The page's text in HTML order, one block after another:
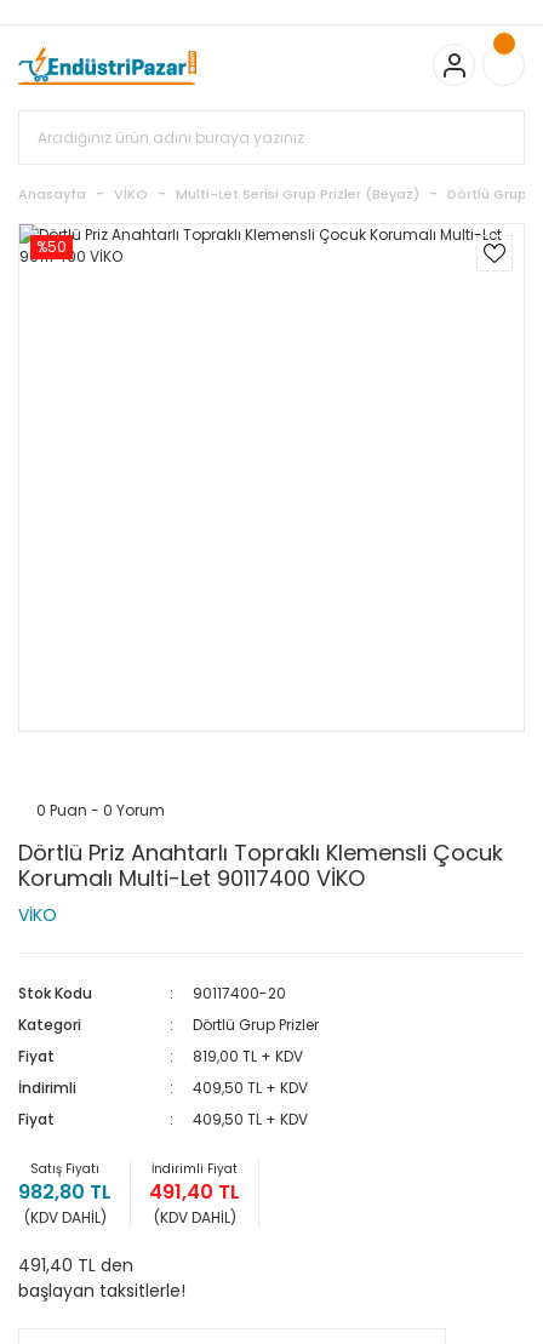
Bayonet J Tip Termokupul Ürünlerinde 50 Adet Alımlarda
Sepette Ekstra %5 İskonto...
50.000,00TL ve Üzeri EMKO Ürünleri
Alışverişlerinizde Sepette %5 EK İNDİRİM...
%15 İskonto... 50.000,00TL ve Üzeri GEMO Ürünleri
Alışverişlerinizde Sepette %3 EK İNDİRİM...
Standart Bayonet J Tip Termokupul Ürünlerinde 100 Adet
Anasayfa VİKO Multi-Let Serisi Grup Prizler (Beyaz) Dörtlü Grup
%50
0 Puan - 0 Yorum
Dörtlü Priz Anahtarlı Topraklı Klemensli Çocuk
Korumalı Multi-Let 90117400 VİKO
VİKO
Stok Kodu
90117400-20
Kategori
Dörtlü Grup Prizler
Fiyat
819,00 TL + KDV
İndirimli
409,50 TL + KDV
Fiyat
409,50 TL + KDV
Satış Fiyatı
982,80 TL
(KDV DAHİL)
İndirimli Fiyat
491,40 TL
(KDV DAHİL)
491,40 TL den
başlayan taksitlerle!